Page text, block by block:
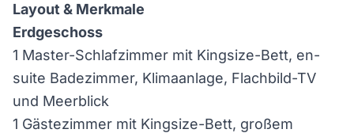
Layout & Merkmale
Erdgeschoss
1 Master-Schlafzimmer mit Kingsize-Bett, en-
suite Badezimmer, Klimaanlage, Flachbild-TV
und Meerblick
1 Gästezimmer mit Kingsize-Bett, großem